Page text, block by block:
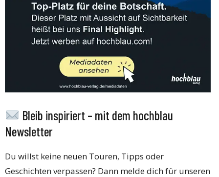
Bleib inspiriert – mit dem hochblau
Newsletter
Du willst keine neuen Touren, Tipps oder
Geschichten verpassen? Dann melde dich für unseren